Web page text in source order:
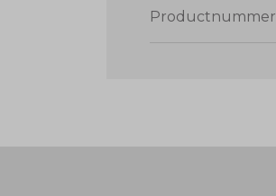
Productnummer